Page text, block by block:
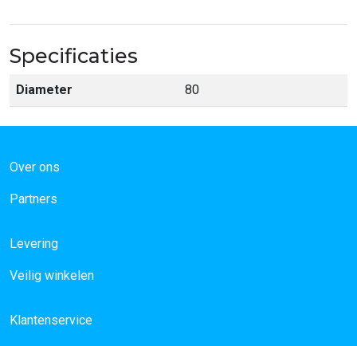
Specificaties
Diameter 80
Over ons
Partners
Levering
Veilig winkelen
Klantenservice